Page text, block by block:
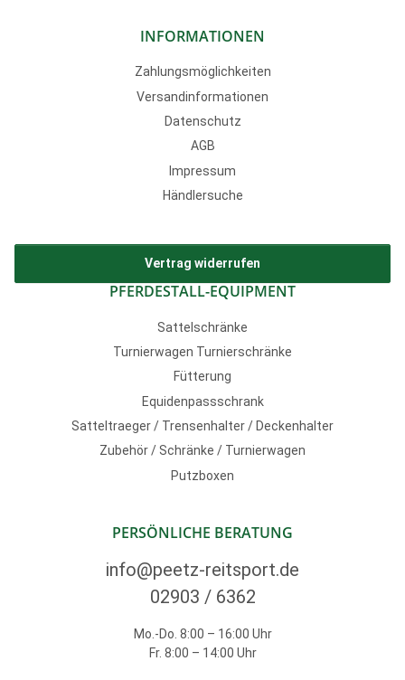
INFORMATIONEN
Zahlungsmöglichkeiten
Versandinformationen
Datenschutz
AGB
Impressum
Händlersuche
Vertrag widerrufen
PFERDESTALL-EQUIPMENT
Sattelschränke
Turnierwagen Turnierschränke
Fütterung
Equidenpassschrank
Satteltraeger / Trensenhalter / Deckenhalter
Zubehör / Schränke / Turnierwagen
Putzboxen
PERSÖNLICHE BERATUNG
info@peetz-reitsport.de
02903 / 6362
Mo.-Do. 8:00 – 16:00 Uhr
Fr. 8:00 – 14:00 Uhr